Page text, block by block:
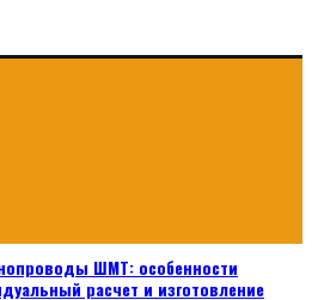
ШМТ: особенности
расчет и изготовление